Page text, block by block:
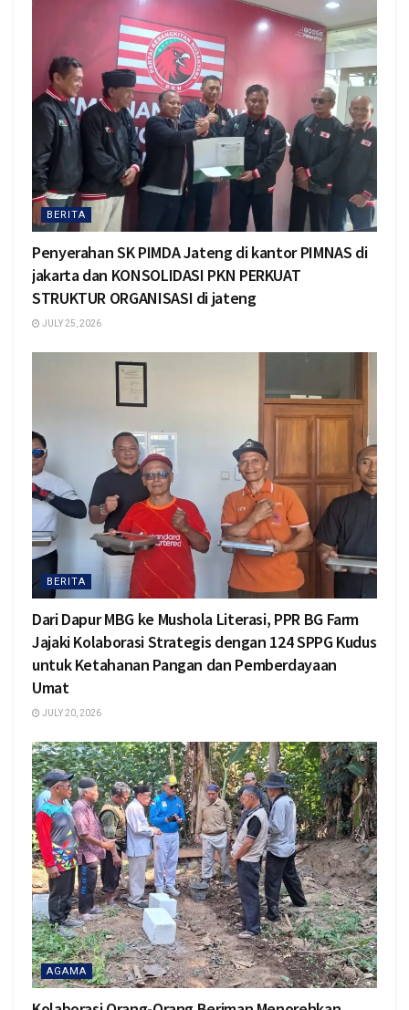
BERITA
Penyerahan SK PIMDA Jateng di kantor PIMNAS di
jakarta dan KONSOLIDASI PKN PERKUAT
STRUKTUR ORGANISASI di jateng
JULY 25, 2026
BERITA
Dari Dapur MBG ke Mushola Literasi, PPR BG Farm
Jajaki Kolaborasi Strategis dengan 124 SPPG Kudus
untuk Ketahanan Pangan dan Pemberdayaan
Umat
JULY 20, 2026
AGAMA